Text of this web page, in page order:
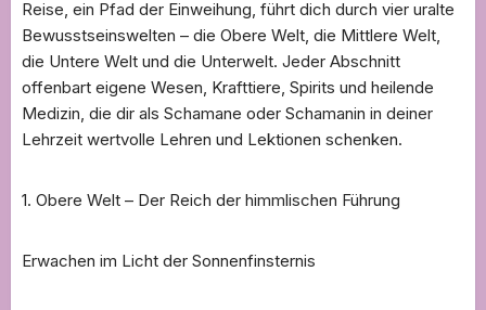
Reise, ein Pfad der Einweihung, führt dich durch vier uralte
Bewusstseinswelten – die Obere Welt, die Mittlere Welt,
die Untere Welt und die Unterwelt. Jeder Abschnitt
offenbart eigene Wesen, Krafttiere, Spirits und heilende
Medizin, die dir als Schamane oder Schamanin in deiner
Lehrzeit wertvolle Lehren und Lektionen schenken.
1. Obere Welt – Der Reich der himmlischen Führung
Erwachen im Licht der Sonnenfinsternis